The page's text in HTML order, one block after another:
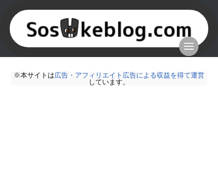
※本サイトは広告・アフィリエイト広告による収益を得て運営
しています。